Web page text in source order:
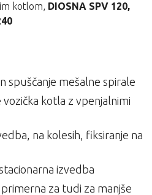
kotlom, DIOSNA SPV 120,
spuščanje mešalne spirale
kotla z vpenjalnimi
na kolesih, fiksiranje na
izvedba
za tudi za manjše